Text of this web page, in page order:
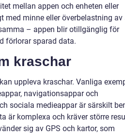
mellan appen och enheten eller
minne eller överbelastning av
– appen blir otillgänglig för
förlorar sparad data.
kraschar
uppleva kraschar. Vanliga
navigationsappar och
sociala medieappar är särskilt
är komplexa och kräver större
sig av GPS och kartor, som